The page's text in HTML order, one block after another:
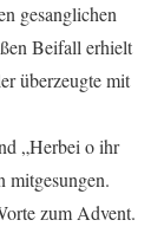
gesanglichen
Beifall erhielt
überzeugte mit
„Herbei o ihr
mitgesungen.
zum Advent.